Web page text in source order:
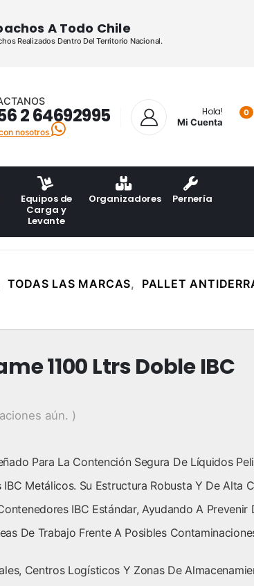
A Todo Chile
Realizados Dentro Del Territorio Nacional.
2 64692995
nosotros
Hola!
Mi Cuenta
0
Equipos de
Carga y
Levante
Organizadores Pernería
TODAS LAS MARCAS,
PALLET
1100 Ltrs Doble IBC
aún. )
Para La Contención Segura De Líquidos
Metálicos. Su Estructura Robusta Y De Alta
IBC Estándar, Ayudando A Prevenir
De Trabajo Frente A Posibles
Centros Logísticos Y Zonas De